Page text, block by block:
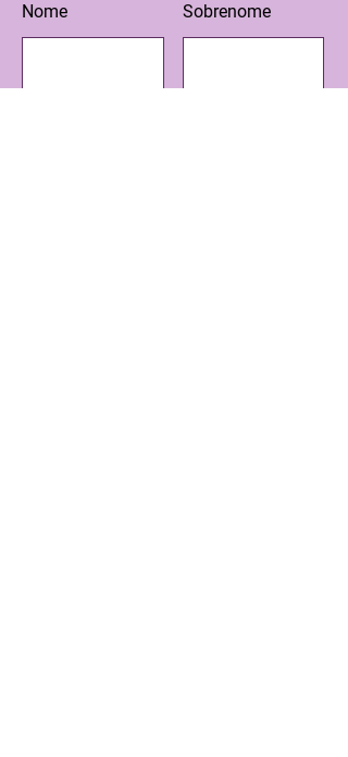
Nome Sobrenome